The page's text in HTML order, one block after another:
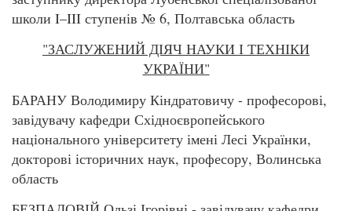
школи I–III ступенів № 6, Полтавська область
"ЗАСЛУЖЕНИЙ ДІЯЧ НАУКИ І ТЕХНІКИ
УКРАЇНИ"
БАРАНУ Володимиру Кіндратовичу - професорові,
завідувачу кафедри Східноєвропейського
національного університету імені Лесі Українки,
докторові історичних наук, професору, Волинська
область